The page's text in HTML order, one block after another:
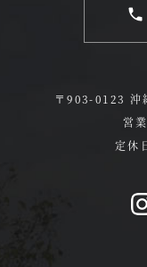
〒903-0123 沖
営
定休